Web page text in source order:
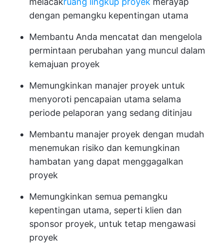
dengan pemangku kepentingan utama
Membantu Anda mencatat dan mengelola
permintaan perubahan yang muncul dalam
kemajuan proyek
Memungkinkan manajer proyek untuk
menyoroti pencapaian utama selama
periode pelaporan yang sedang ditinjau
Membantu manajer proyek dengan mudah
menemukan risiko dan kemungkinan
hambatan yang dapat menggagalkan
proyek
Memungkinkan semua pemangku
kepentingan utama, seperti klien dan
sponsor proyek, untuk tetap mengawasi
proyek